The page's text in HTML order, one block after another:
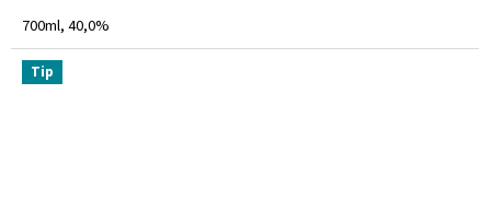
700ml, 40,0%
Tip